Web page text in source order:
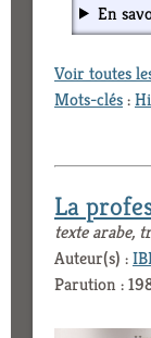
En
Voir toutes
Mots-clés:
La
texte arabe,
Auteur(s) :
Parution :